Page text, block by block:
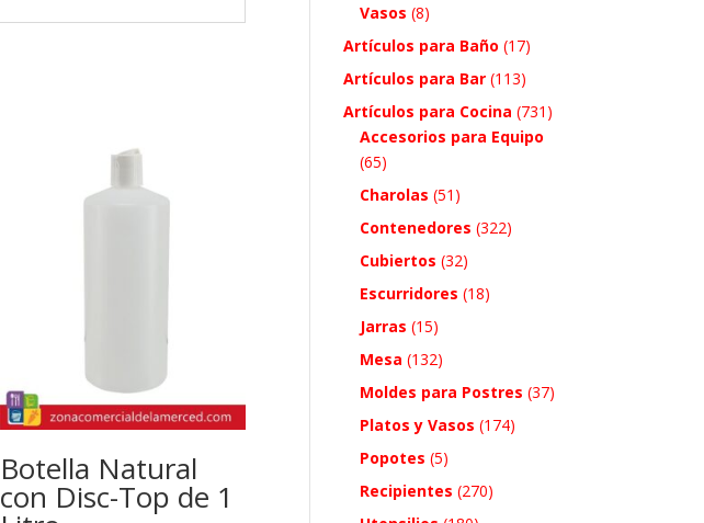
Botella Natural
con Disc-Top de 1
Vasos (8)
Artículos para Baño (17)
Artículos para Bar (113)
Artículos para Cocina (731)
Accesorios para Equipo
(65)
Charolas (51)
Contenedores (322)
Cubiertos (32)
Escurridores (18)
Jarras (15)
Mesa (132)
Moldes para Postres (37)
Platos y Vasos (174)
Popotes (5)
Recipientes (270)